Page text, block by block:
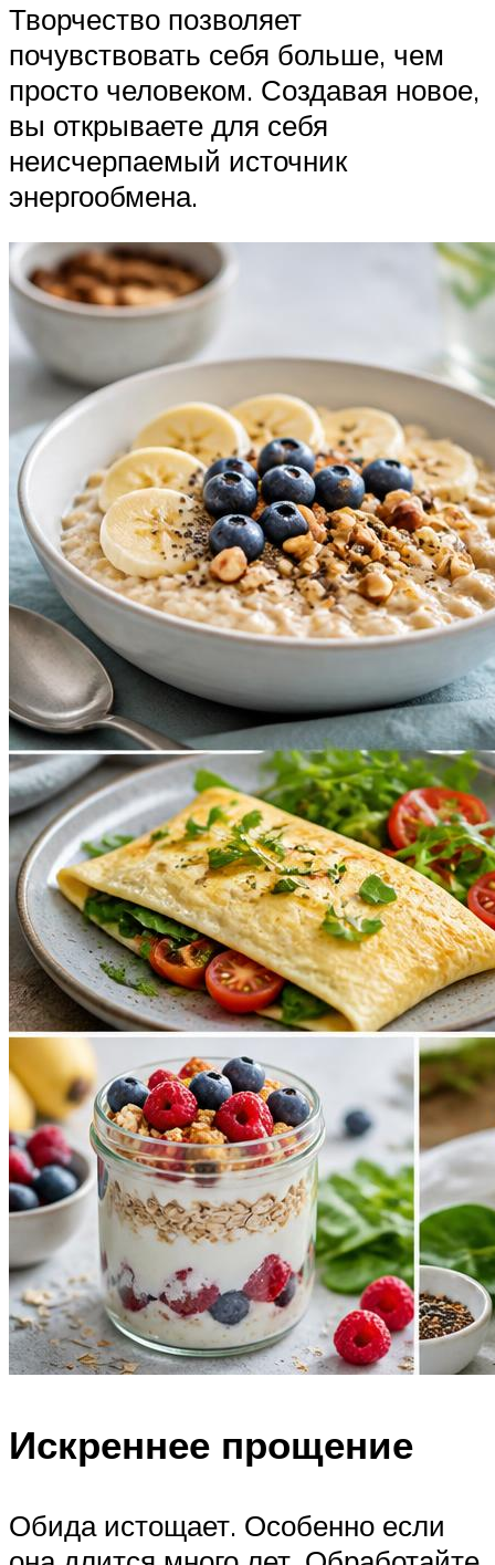
Творчество позволяет
почувствовать себя больше, чем
просто человеком. Создавая новое,
вы открываете для себя
неисчерпаемый источник
энергообмена.
Искреннее прощение
Обида истощает. Особенно если